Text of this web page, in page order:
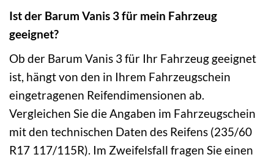
Ist der Barum Vanis 3 für mein Fahrzeug
geeignet?
Ob der Barum Vanis 3 für Ihr Fahrzeug geeignet
ist, hängt von den in Ihrem Fahrzeugschein
eingetragenen Reifendimensionen ab.
Vergleichen Sie die Angaben im Fahrzeugschein
mit den technischen Daten des Reifens (235/60
R17 117/115R). Im Zweifelsfall fragen Sie einen